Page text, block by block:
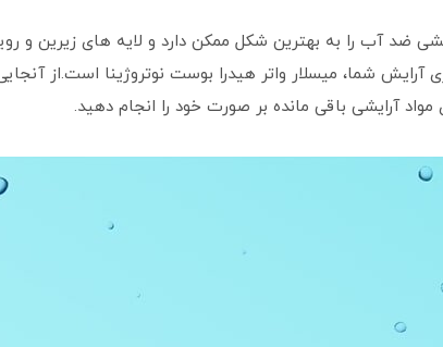
ضد آب را به بهترین شکل ممکن دارد و لایه های
آرایش شما، میسلار واتر هیدرا بوست نوتروژینا است.از
آرایشی باقی مانده بر صورت خود را انجام دهید.